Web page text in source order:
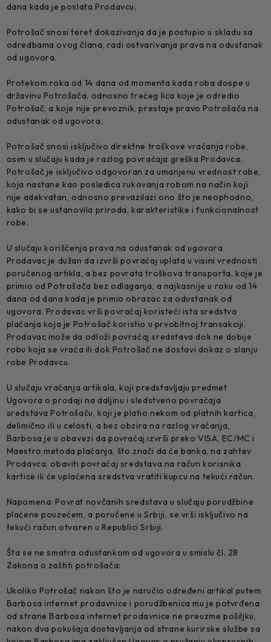
dana kada je poslata Prodavcu.
Potrošač snosi teret dokazivanja da je postupio u skladu sa
odredbama ovog člana, radi ostvarivanja prava na odustanak
od ugovora.
Protekom roka od 14 dana od momenta kada roba dospe u
državinu Potrošača, odnosno trećeg lica koje je odredio
Potrošač, a koje nije prevoznik, prestaje pravo Potrošača na
odustanak od ugovora.
Potrošač snosi isključivo direktne troškove vraćanja robe,
osim u slučaju kada je razlog povraćaja greška Prodavca.
Potrošač je isključivo odgovoran za umanjenu vrednost robe,
koja nastane kao posledica rukovanja robom na način koji
nije adekvatan, odnosno prevazilazi ono što je neophodno,
kako bi se ustanovila priroda, karakteristike i funkcionalnost
robe.
U slučaju korišćenja prava na odustanak od ugovora
Prodavac je dužan da izvrši povraćaj uplata u visini vrednosti
poručenog artikla, a bez povrata troškova transporta, koje je
primio od Potrošača bez odlaganja, a najkasnije u roku od 14
dana od dana kada je primio obrazac za odustanak od
ugovora. Prodavac vrši povraćaj koristeći ista sredstva
plaćanja koja je Potrošač koristio u prvobitnoj transakciji.
Prodavac može da odloži povraćaj sredstava dok ne dobije
robu koja se vraća ili dok Potrošač ne dostavi dokaz o slanju
robe Prodavcu.
U slučaju vraćanja artikala, koji predstavljaju predmet
Ugovora o prodaji na daljinu i sledstveno povraćaja
sredstava Potrošaču, koji je platio nekom od platnih kartica,
delimično ili u celosti, a bez obzira na razlog vraćanja,
Barbosa je u obavezi da povraćaj izvrši preko VISA, EC/MC i
Maestro metoda plaćanja, što znači da će banka, na zahtev
Prodavca, obaviti povraćaj sredstava na račun korisnika
kartice ili će uplaćena sredstva vratiti kupcu na tekući račun.
Napomena: Povrat novčanih sredstava u slučaju porudžbine
plaćene pouzećem, a poručene u Srbiji, se vrši isključivo na
tekući račun otvoren u Republici Srbiji.
Šta se ne smatra odustankom od ugovora u smislu čl. 28
Zakona o zaštiti potrošača:
Ukoliko Potrošač nakon što je naručio određeni artikal putem
Barbosa internet prodavnice i porudžbenica mu je potvrđena
od strane Barbosa internet prodavnice ne preuzme pošiljku,
nakon dva pokušaja dostavljanja od strane kurirske službe sa